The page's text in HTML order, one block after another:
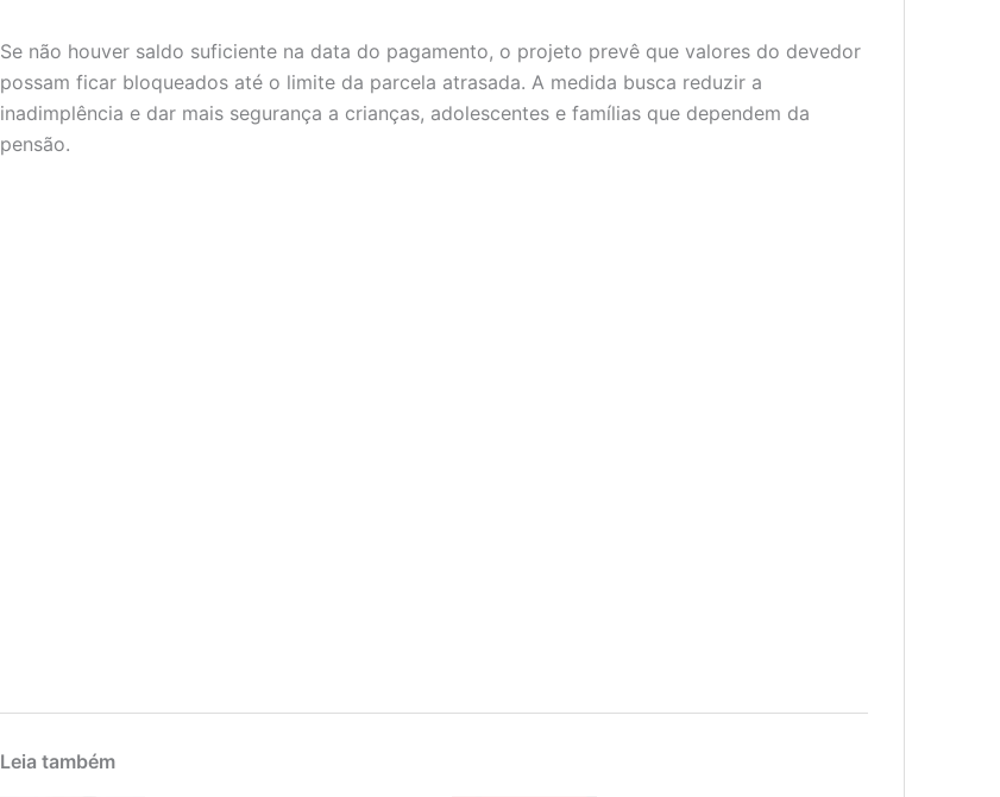
Se não houver saldo suficiente na data do pagamento, o projeto prevê que valores do devedor
possam ficar bloqueados até o limite da parcela atrasada. A medida busca reduzir a
inadimplência e dar mais segurança a crianças, adolescentes e famílias que dependem da
pensão.
Leia também